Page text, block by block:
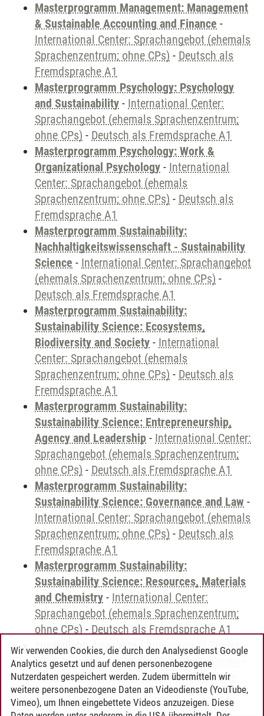
Masterprogramm Management: Management
& Sustainable Accounting and Finance -
International Center: Sprachangebot (ehemals
Sprachenzentrum; ohne CPs) - Deutsch als
Fremdsprache A1
Masterprogramm Psychology: Psychology
and Sustainability - International Center:
Sprachangebot (ehemals Sprachenzentrum;
ohne CPs) - Deutsch als Fremdsprache A1
Masterprogramm Psychology: Work &
Organizational Psychology - International
Center: Sprachangebot (ehemals
Sprachenzentrum; ohne CPs) - Deutsch als
Fremdsprache A1
Masterprogramm Sustainability:
Nachhaltigkeitswissenschaft - Sustainability
Science - International Center: Sprachangebot
(ehemals Sprachenzentrum; ohne CPs) -
Deutsch als Fremdsprache A1
Masterprogramm Sustainability:
Sustainability Science: Ecosystems,
Biodiversity and Society - International
Center: Sprachangebot (ehemals
Sprachenzentrum; ohne CPs) - Deutsch als
Fremdsprache A1
Masterprogramm Sustainability:
Sustainability Science: Entrepreneurship,
Agency and Leadership - International Center:
Sprachangebot (ehemals Sprachenzentrum;
ohne CPs) - Deutsch als Fremdsprache A1
Masterprogramm Sustainability:
Sustainability Science: Governance and Law -
International Center: Sprachangebot (ehemals
Sprachenzentrum; ohne CPs) - Deutsch als
Fremdsprache A1
Masterprogramm Sustainability:
Sustainability Science: Resources, Materials
and Chemistry - International Center:
Sprachangebot (ehemals Sprachenzentrum;
ohne CPs) - Deutsch als Fremdsprache A1
zusätzliche Angebote- International Center:
Sprachangebot (ehemals Sprachenzentrum)
Sprachangebot und Sonderveranstaltungen
Wir verwenden Cookies, die durch den Analysedienst Google
Analytics gesetzt und auf denen personenbezogene
Nutzerdaten gespeichert werden. Zudem übermitteln wir
weitere personenbezogene Daten an Videodienste (YouTube,
Vimeo), um Ihnen eingebettete Videos anzuzeigen. Diese